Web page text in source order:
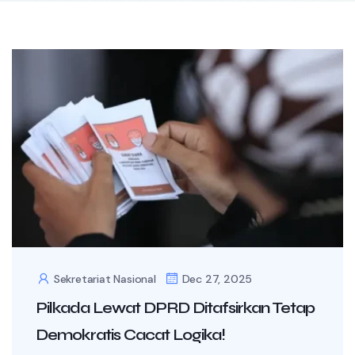
Sekretariat Nasional Dec 27, 2025
Pilkada Lewat DPRD Ditafsirkan Tetap
Demokratis Cacat Logika!